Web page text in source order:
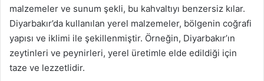
malzemeler ve sunum şekli, bu kahvaltıyı benzersiz kılar.
Diyarbakır’da kullanılan yerel malzemeler, bölgenin coğrafi
yapısı ve iklimi ile şekillenmiştir. Örneğin, Diyarbakır’ın
zeytinleri ve peynirleri, yerel üretimle elde edildiği için
taze ve lezzetlidir.